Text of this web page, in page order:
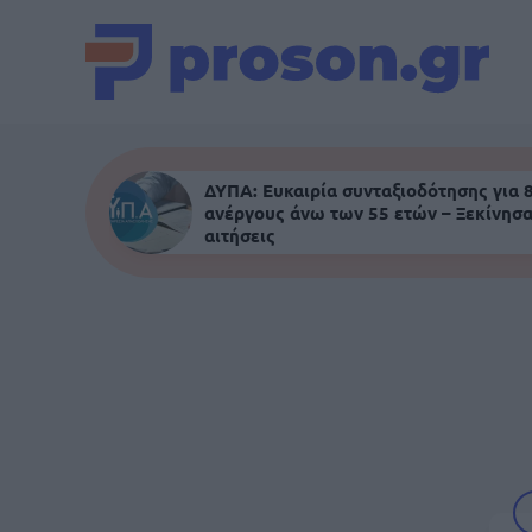
ΔΥΠΑ: Ευκαιρία συνταξιοδότησης για
ανέργους άνω των 55 ετών –
αιτήσεις